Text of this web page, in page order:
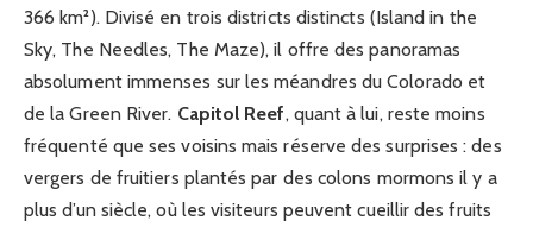
366 km²). Divisé en trois districts distincts (Island in the
Sky, The Needles, The Maze), il offre des panoramas
absolument immenses sur les méandres du Colorado et
de la Green River. Capitol Reef, quant à lui, reste moins
fréquenté que ses voisins mais réserve des surprises : des
vergers de fruitiers plantés par des colons mormons il y a
plus d’un siècle, où les visiteurs peuvent cueillir des fruits